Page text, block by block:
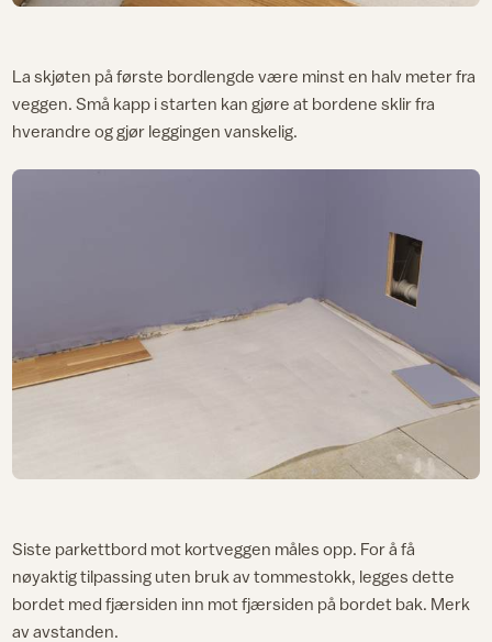
La skjøten på første bordlengde være minst en halv meter fra
veggen. Små kapp i starten kan gjøre at bordene sklir fra
hverandre og gjør leggingen vanskelig.
Siste parkettbord mot kortveggen måles opp. For å få
nøyaktig tilpassing uten bruk av tommestokk, legges dette
bordet med fjærsiden inn mot fjærsiden på bordet bak. Merk
av avstanden.